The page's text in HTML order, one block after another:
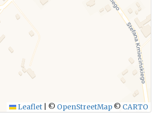
WYŚLIJ
Leaflet © OpenStreetMap © CARTO